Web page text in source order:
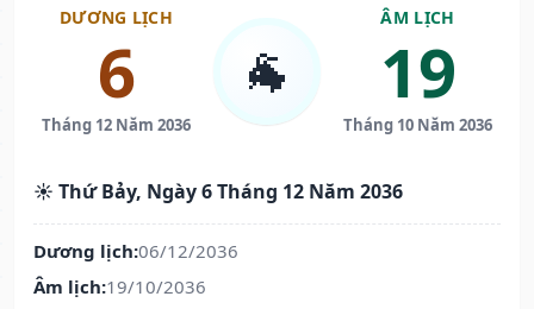
DƯƠNG LỊCH
6
Tháng 12 Năm 2036
🐐
ÂM LỊCH
19
Tháng 10 Năm 2036
☀️ Thứ Bảy, Ngày 6 Tháng 12 Năm 2036
Dương lịch:06/12/2036
Âm lịch:19/10/2036